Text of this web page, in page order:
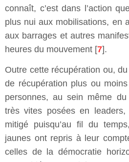
connaît, c’est dans l’action
plus nui aux mobilisations, en
aux barrages et autres
heures du mouvement [7].
Outre cette récupération ou,
de récupération plus ou
personnes, au sein même
très vites posées en
mitigé puisqu’au fil du
jaunes ont repris à leur
celles de la démocratie